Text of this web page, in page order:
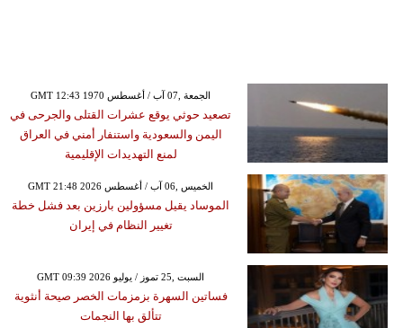
GMT 12:43 1970 الجمعة ,07 آب / أغسطس
تصعيد حوثي يوقع عشرات القتلى والجرحى في
اليمن والسعودية واستنفار أمني في العراق
لمنع التهديدات الإقليمية
GMT 21:48 2026 الخميس ,06 آب / أغسطس
الموساد يقيل مسؤولين بارزين بعد فشل خطة
تغيير النظام في إيران
GMT 09:39 2026 السبت ,25 تموز / يوليو
فساتين السهرة بزمزمات الخصر صيحة أنثوية
تتألق بها النجمات